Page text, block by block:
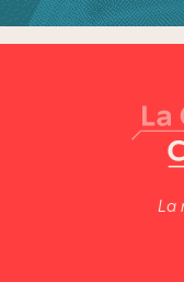
La